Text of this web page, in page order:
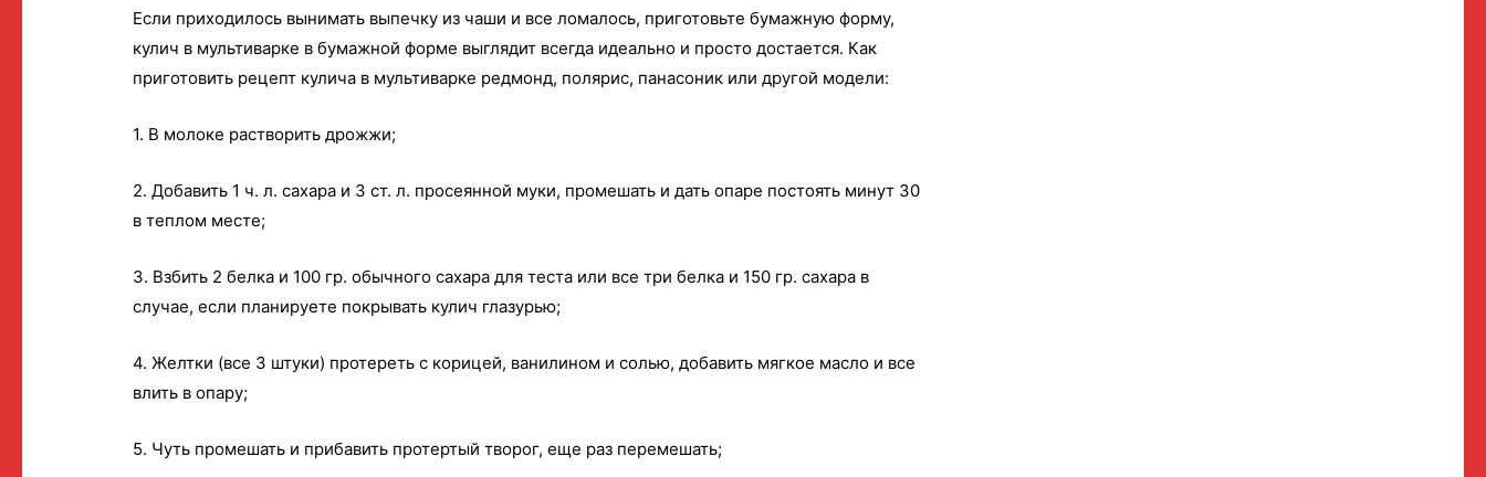
Если приходилось вынимать выпечку из чаши и все ломалось, приготовьте бумажную форму,
кулич в мультиварке в бумажной форме выглядит всегда идеально и просто достается. Как
приготовить рецепт кулича в мультиварке редмонд, полярис, панасоник или другой модели:
1. В молоке растворить дрожжи;
2. Добавить 1 ч. л. сахара и 3 ст. л. просеянной муки, промешать и дать опаре постоять минут 30
в теплом месте;
3. Взбить 2 белка и 100 гр. обычного сахара для теста или все три белка и 150 гр. сахара в
случае, если планируете покрывать кулич глазурью;
4. Желтки (все 3 штуки) протереть с корицей, ванилином и солью, добавить мягкое масло и все
влить в опару;
5. Чуть промешать и прибавить протертый творог, еще раз перемешать;